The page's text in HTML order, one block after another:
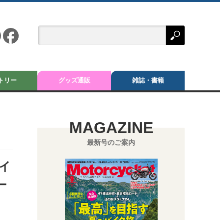
リー グッズ通販 雑誌・書籍
MAGAZINE
最新号のご案内